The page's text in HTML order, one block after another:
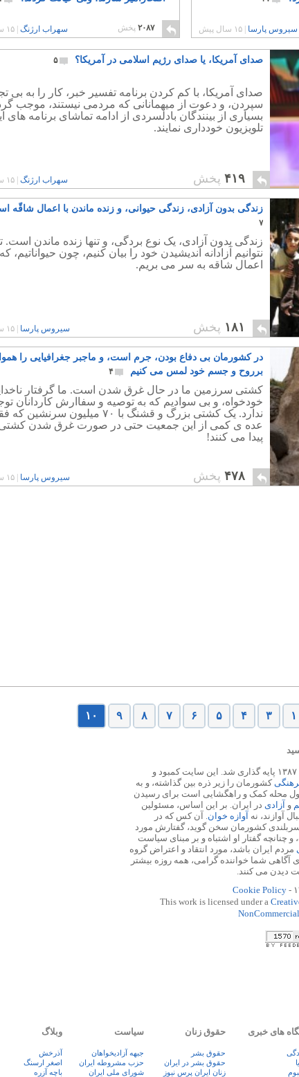
سیروس پارسا |۱۵ سال پیش ۲۰۸۷پخش سهراب ارژنگ ۱۵ سال پیش
صدای آمریکا، یا صدای رژیم اسلامی در آمریکا؟ ۵
صدای آمریکا، با کم کردن برنامه تفسیر خبر، کار را به بی
سپردن، و دعوت از میهمانانی که مردمی نیستند، موجب
بسیاری از بینندگان بادلسردی از ادامه تماشای برنامه های
تلویزیون خودداری نمایند.
۴۱۹ پخش سهراب ارژنگ ۱۵ سال پیش
زندگی بدون آزادی، زندگی حیوانی، و زنده ماندن با اعمال شاقّه
۷
زندگی بدون آزادی، یک نوع بردگی، و تنها زنده ماندن است.
نتوانیم آزادانه اندیشیدن خود را بیان کنیم، چون حیواناتیم، که
اعمال شاقه به سر می بریم.
۱۸۱ پخش سیروس پارسا ۱۵ سال پیش
در کشورمان بی دفاع بودن، جرم است، و ماجبر جغرافیایی را
برروح و جسم خود لمس می کنیم
۴
کشتی سرزمین ما در حال غرق شدن است. ما گرفتار
خودخواه، و بی سوادیم که به توصیه و سفاارش کاردانان
ندارد. یک کشتی بزرگ و قشنگ با ۷۰ میلیون سرنشین
عده ی کمی از این جمعیت حتی در صورت غرق شدن
پیدا می کنند!
۴۷۸ پخش سیروس پارسا ۱۵ سال پیش
۱ ۳ ۴ ۵ ۶ ۷ ۸ ۹ ۱۰
فضول محله در ۱۳ اسفند ۱۳۸۷ پایه گذاری شد. این سایت کمبود و
کشورمان را زیر ذره بین گذاشته، و به
محله کمک و راهگشایی است برای رسیدن
و آزادی در ایران. بر این اساس، مسئولین
آوازند، نه آوازه خوان. آن کس که در
کشورمان سخن گوید، گفتارش مورد
چنانچه گفتار او اشتباه و بر مبنای سیاست
مردم ایران باشد، مورد انتقاد و اعتراض گروه
آگاهی شما خواننده گرامی، همه روزه بیشتر
Cookie Policy
This work is licensed under a
های خبری حقوق زنان
حقوق بشر
حقوق بشر در ایران
زنان ايران پرس نيوز
سیاست
جبهه آزادیخواهان
حزب مشروطه ایران
شورای ملی ایران
وبلاگ
آذرخش
اصغر ارسنگ
باچه آزره